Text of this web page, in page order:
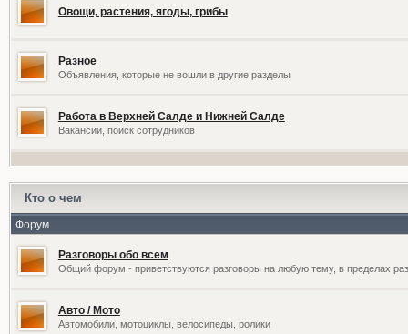
Овощи, растения, ягоды, грибы
Разное
Объявления, которые не вошли в другие разделы
Работа в Верхней Салде и Нижней Салде
Вакансии, поиск сотрудников
Кто о чем
Форум
Разговоры обо всем
Общий форум - приветствуются разговоры на любую тему, в пределах
Авто / Мото
Автомобили, мотоциклы, велосипеды, ролики